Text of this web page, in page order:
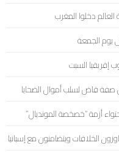
يوم الجمعة
إفريقيا السبت
صفة قاض لسلب أموال الضحايا
أزمة “خصخصة المونديال”
الخلافات ويتضامنون مع إسبانيا